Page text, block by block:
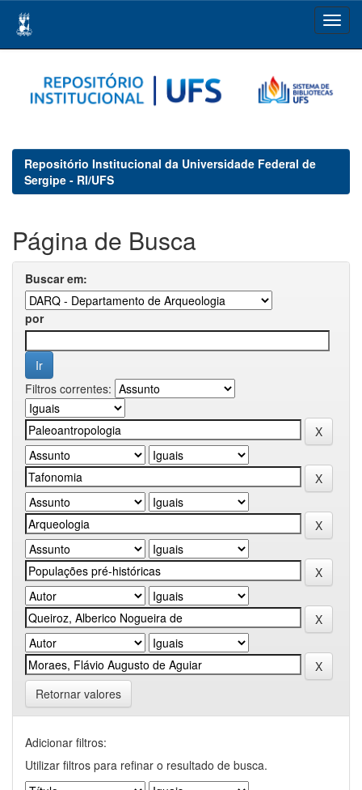
navigation
Repositório Institucional da Universidade Federal de
Sergipe - RI/UFS
Página de Busca
Buscar em:
por
Filtros correntes:
Retornar valores
Adicionar filtros:
Utilizar filtros para refinar o resultado de busca.